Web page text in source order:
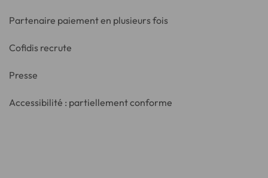
Partenaire paiement en plusieurs fois
Cofidis recrute
Presse
Accessibilité : partiellement conforme